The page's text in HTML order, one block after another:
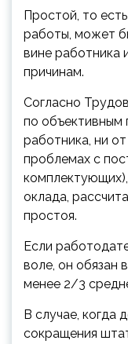
Простой, то
работы, может
вине работника
причинам.
Cогласно
по объективным
работника, ни
проблемах с
оклада,
простоя.
Если
воле, он обязан
менее 2/3
В случае, когда
сокращения